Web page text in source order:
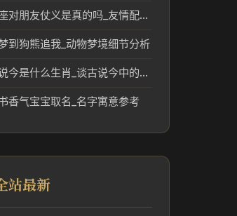
金牛座对朋友仗义是真的吗_友情配对解读
到狗熊追我_动物梦境细节分析
谈古说今是什么生肖_谈古说今中的生肖文化解读
香气宝宝取名_名字寓意参考
站最新